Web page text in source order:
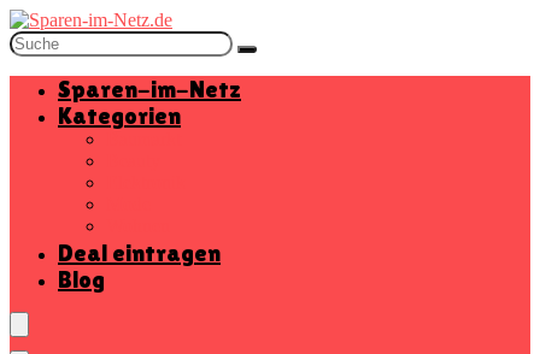
Sparen-im-Netz
Kategorien
Deal eintragen
Blog